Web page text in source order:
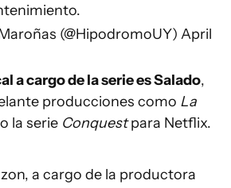
(@HipodromoUY) April
a cargo de la serie es Salado,
producciones como La
la serie Conquestpara Netflix.
a cargo de la productora